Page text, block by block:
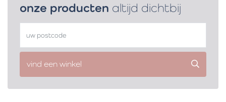
onze producten altijd dichtbij
vind een winkel